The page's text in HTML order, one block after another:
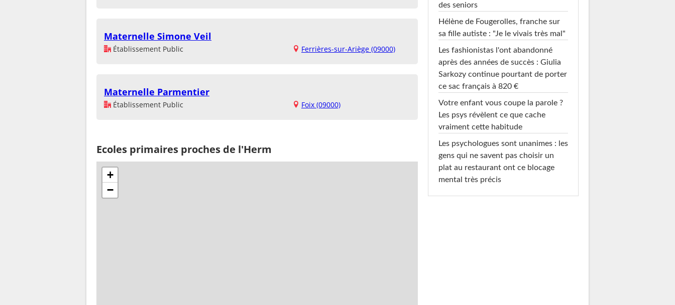
Maternelle Simone Veil
Établissement Public Ferrières-sur-Ariège (09000)
Maternelle Parmentier
Établissement Public Foix (09000)
Ecoles primaires proches de l'Herm
+
−
des seniors
Hélène de Fougerolles, franche sur
sa fille autiste : "Je le vivais très mal"
Les fashionistas l'ont abandonné
après des années de succès : Giulia
Sarkozy continue pourtant de porter
ce sac français à 820 €
Votre enfant vous coupe la parole ?
Les psys révèlent ce que cache
vraiment cette habitude
Les psychologues sont unanimes : les
gens qui ne savent pas choisir un
plat au restaurant ont ce blocage
mental très précis